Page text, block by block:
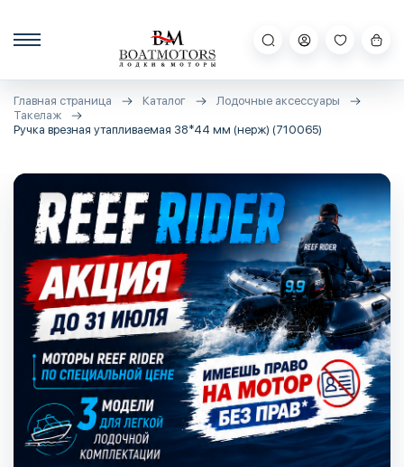
Главная страница Каталог
Лодочные аксессуары
Такелаж
Ручка врезная утапливаемая 38*44 мм (нерж) (710065)